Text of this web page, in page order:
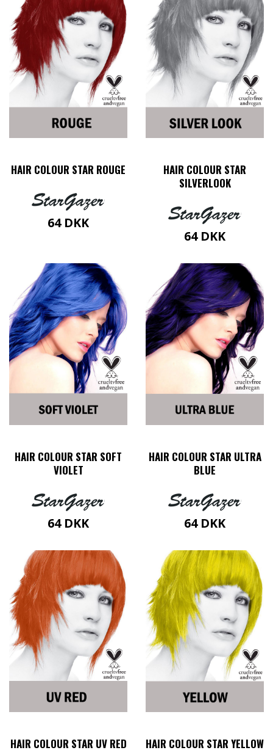
HAIR COLOUR STAR ROUGE
64 DKK
HAIR COLOUR STAR
SILVERLOOK
64 DKK
HAIR COLOUR STAR SOFT
VIOLET
64 DKK
HAIR COLOUR STAR ULTRA
BLUE
64 DKK
HAIR COLOUR STAR UV RED HAIR COLOUR STAR YELLOW